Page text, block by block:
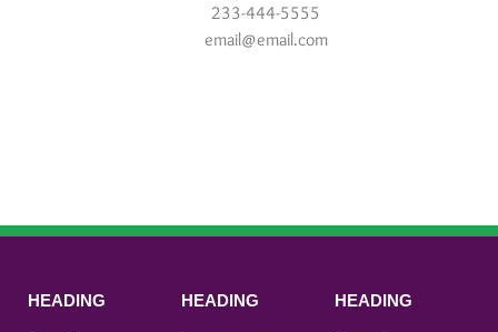
233-444-5555
email@email.com
HEADING HEADING HEADING